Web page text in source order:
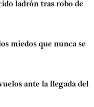
ladrón tras robo de
miedos que nunca se
ante la llegada del